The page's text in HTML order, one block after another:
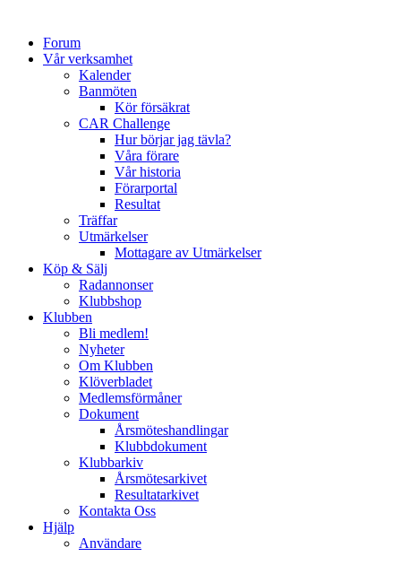
Forum
Vår verksamhet
Kalender
Banmöten
Kör försäkrat
CAR Challenge
Hur börjar jag tävla?
Våra förare
Vår historia
Förarportal
Resultat
Träffar
Utmärkelser
Mottagare av Utmärkelser
Köp & Sälj
Radannonser
Klubbshop
Klubben
Bli medlem!
Nyheter
Om Klubben
Klöverbladet
Medlemsförmåner
Dokument
Årsmöteshandlingar
Klubbdokument
Klubbarkiv
Årsmötesarkivet
Resultatarkivet
Kontakta Oss
Hjälp
Användare